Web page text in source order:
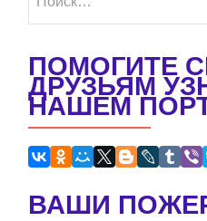
ПОМОГИТЕ
ДРУЗЬЯМ
НАШЕМ
ВАШИ